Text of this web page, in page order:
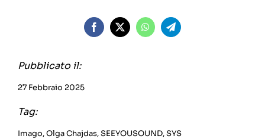
Pubblicato il:
27 Febbraio 2025
Tag:
Imago,Olga Chajdas,SEEYOUSOUND,SYS